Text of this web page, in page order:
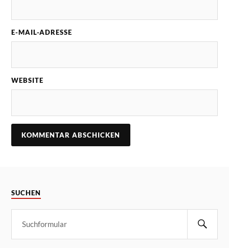
E-MAIL-ADRESSE
WEBSITE
SUCHEN